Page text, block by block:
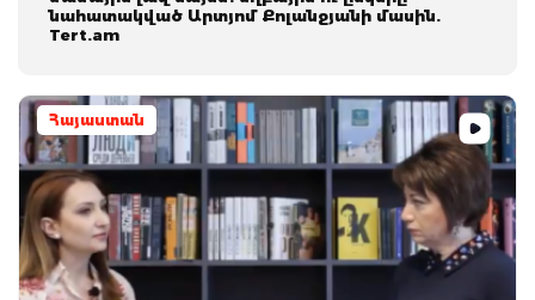
նահատակված Արտյոմ Քոլանջյանի մասին.
Tert.am
Հայաստան